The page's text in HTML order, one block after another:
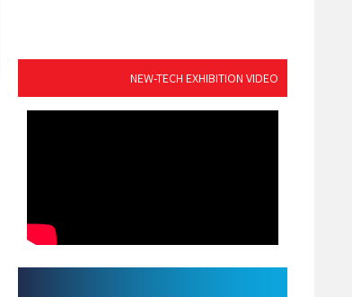
NEW-TECH EXHIBITION VIDEO